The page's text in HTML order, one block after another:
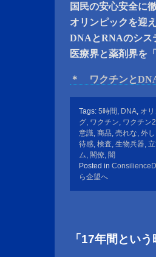
国民の安心安全に
オリンピックを迎
DNAとRNAのシス
医療界と薬剤界を
＊ ワクチンと
Tags: 5時間 , DNA, オ
グ, ワクチン, ワクチン
意識, 商品, 売れな, 外し
待感, 検査, 生物兵器,
ム, 閣僚, 闇
Posted in
ら企望へ
「17年間とい